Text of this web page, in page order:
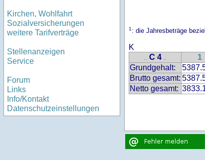
Kirchen, Wohlfahrt
Sozialversicherungen
weitere Tarifverträge
Stellenanzeigen
Service
Forum
Links
Info/Kontakt
Datenschutzeinstellungen
1: die Jahresbeträge
K
.. C 4 .. 1
Grundgehalt:
Brutto gesamt:
Netto gesamt: